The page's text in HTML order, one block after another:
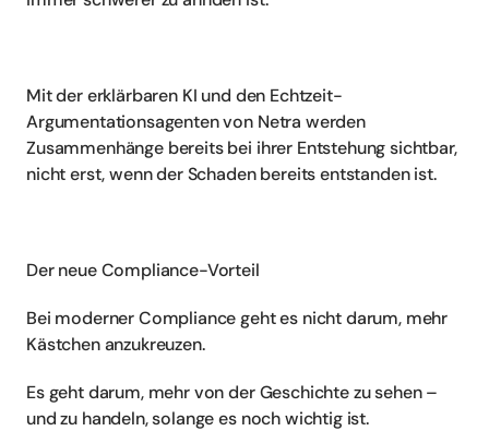
Mit der erklärbaren KI und den Echtzeit-
Argumentationsagenten von Netra werden
Zusammenhänge bereits bei ihrer Entstehung sichtbar,
nicht erst, wenn der Schaden bereits entstanden ist.
Der neue Compliance-Vorteil
Bei moderner Compliance geht es nicht darum, mehr
Kästchen anzukreuzen.
Es geht darum, mehr von der Geschichte zu sehen –
und zu handeln, solange es noch wichtig ist.